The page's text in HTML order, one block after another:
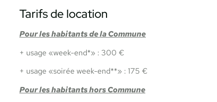
Tarifs de location
Pour les habitants de la Commune
+ usage «week-end*» : 300 €
+ usage «soirée week-end**» : 175 €
Pour les habitants hors Commune